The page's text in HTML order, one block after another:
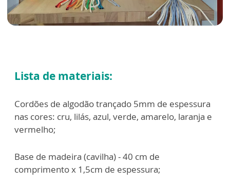
Lista de materiais:
Cordões de algodão trançado 5mm de espessura
nas cores: cru, lilás, azul, verde, amarelo, laranja e
vermelho;
Base de madeira (cavilha) - 40 cm de
comprimento x 1,5cm de espessura;